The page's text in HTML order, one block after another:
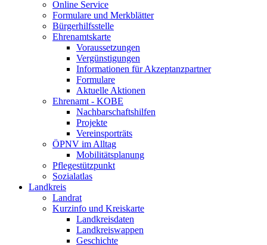
Online Service
Formulare und Merkblätter
Bürgerhilfsstelle
Ehrenamtskarte
Voraussetzungen
Vergünstigungen
Informationen für Akzeptanzpartner
Formulare
Aktuelle Aktionen
Ehrenamt - KOBE
Nachbarschaftshilfen
Projekte
Vereinsporträts
ÖPNV im Alltag
Mobilitätsplanung
Pflegestützpunkt
Sozialatlas
Landkreis
Landrat
Kurzinfo und Kreiskarte
Landkreisdaten
Landkreiswappen
Geschichte